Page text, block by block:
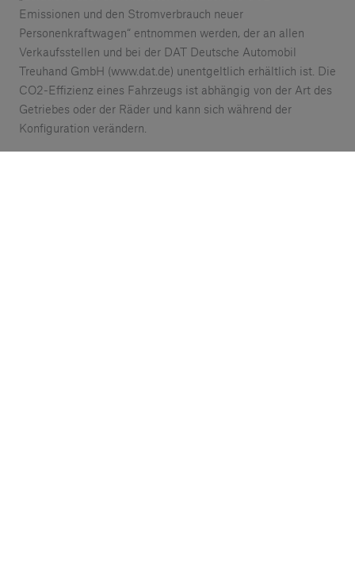
Emissionen und den Stromverbrauch neuer
Personenkraftwagen“ entnommen werden, der an allen
Verkaufsstellen und bei der DAT Deutsche Automobil
Treuhand GmbH (www.dat.de) unentgeltlich erhältlich ist. Die
CO2-Effizienz eines Fahrzeugs ist abhängig von der Art des
Getriebes oder der Räder und kann sich während der
Konfiguration verändern.